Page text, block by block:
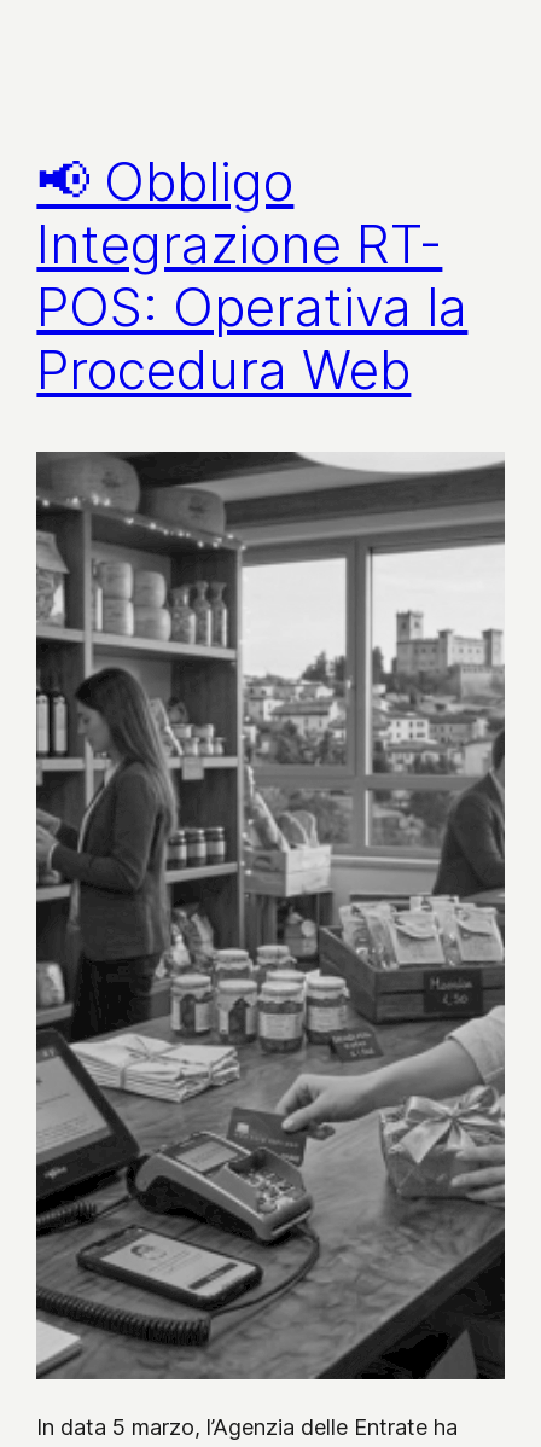
📢 Obbligo
Integrazione RT-
POS: Operativa la
Procedura Web
In data 5 marzo, l’Agenzia delle Entrate ha